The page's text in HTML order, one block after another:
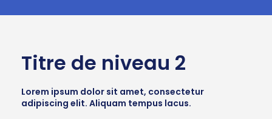
Titre de niveau 2
Lorem ipsum dolor sit amet, consectetur
adipiscing elit. Aliquam tempus lacus.